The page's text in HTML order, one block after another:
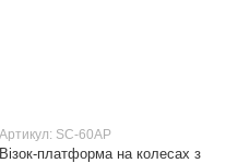
Артикул: SC-60AP
Візок-платформа на колесах з